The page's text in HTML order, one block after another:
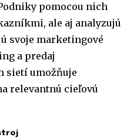
pomocou nich
ale aj analyzujú
svoje marketingové
a predaj
sietí umožňuje
relevantnú cieľovú